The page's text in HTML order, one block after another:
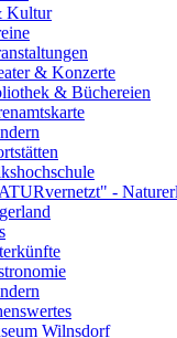
Kultur
& Konzerte
& Büchereien
-
Wilnsdorf